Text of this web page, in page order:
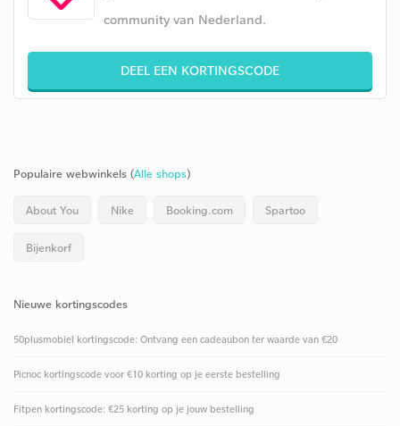
community van Nederland.
DEEL EEN KORTINGSCODE
Populaire webwinkels (Alle shops)
About You Nike Booking.com Spartoo
Bijenkorf
Nieuwe kortingscodes
50plusmobiel kortingscode: Ontvang een cadeaubon ter waarde van €20
Picnoc kortingscode voor €10 korting op je eerste bestelling
Fitpen kortingscode: €25 korting op je jouw bestelling